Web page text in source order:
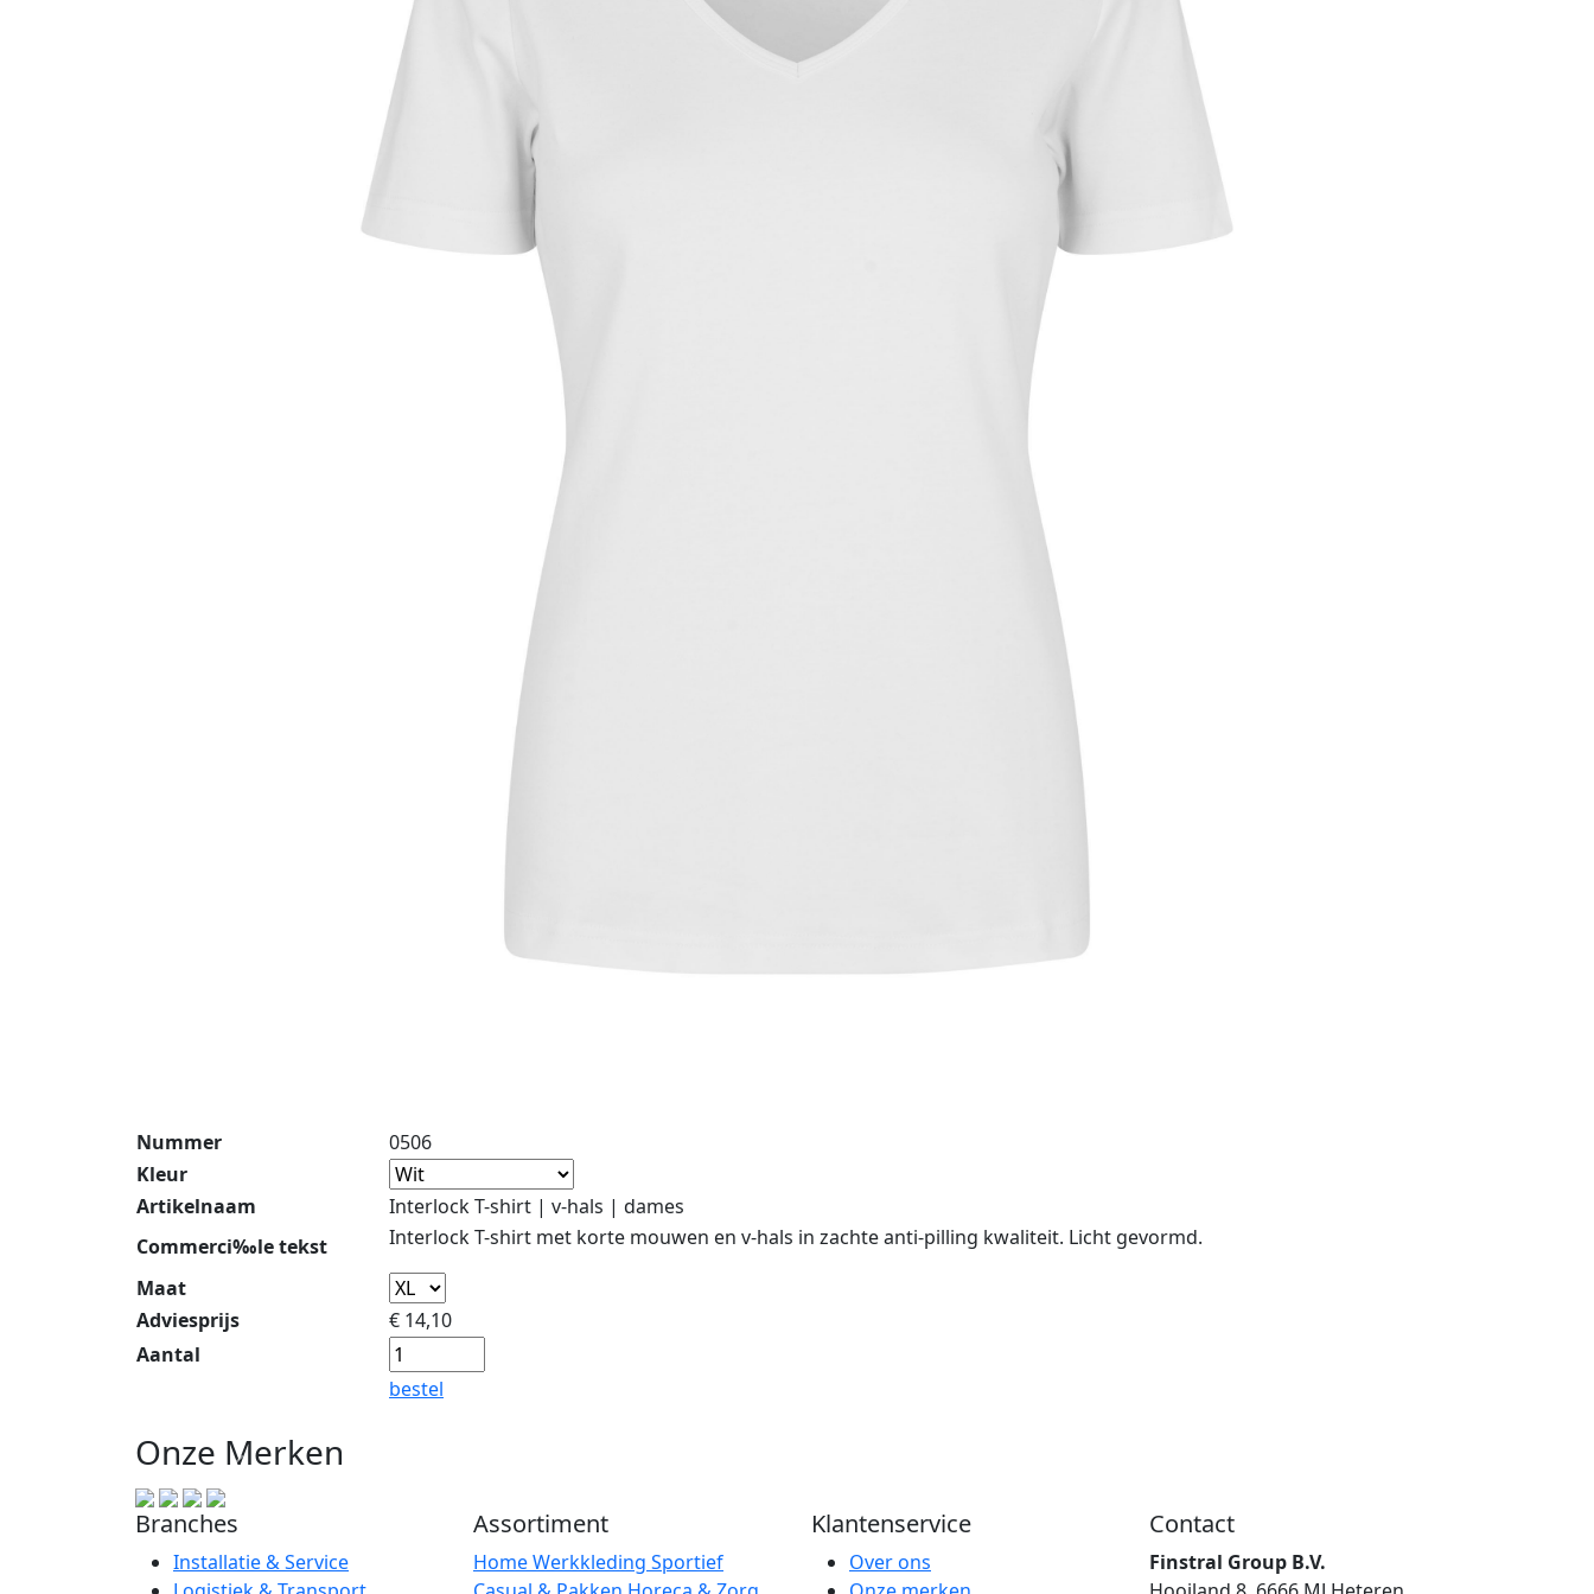
Nummer
0506
Kleur
Artikelnaam
Interlock T-shirt | v-hals | dames
Commerci‰le tekst
Interlock T-shirt met korte mouwen en v-hals in zachte anti-pilling kwaliteit. Licht gevormd.
Maat
Adviesprijs
€ 14,10
Aantal
bestel
Onze Merken
Branches
Installatie & Service
Assortiment
HomeWerkkleding Sportief
Klantenservice
Over ons
Contact
Finstral Group B.V.